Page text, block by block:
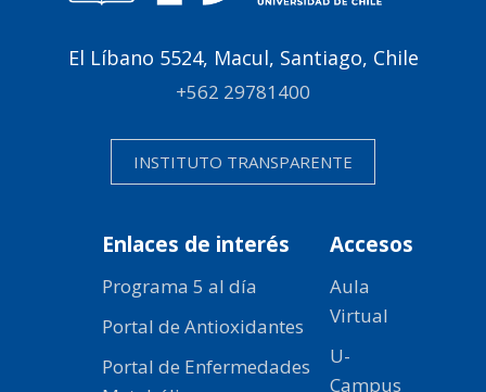
El Líbano 5524, Macul, Santiago, Chile
+562 29781400
INSTITUTO TRANSPARENTE
Enlaces de interés
Programa 5 al día
Portal de Antioxidantes
Portal de Enfermedades
Accesos
Aula
Virtual
U-
Campus